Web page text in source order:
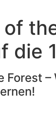
die
Forest –